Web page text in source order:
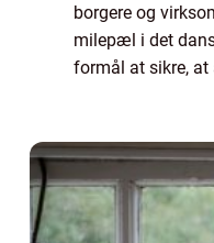
borgere og
milepæl i det
formål at sikre,